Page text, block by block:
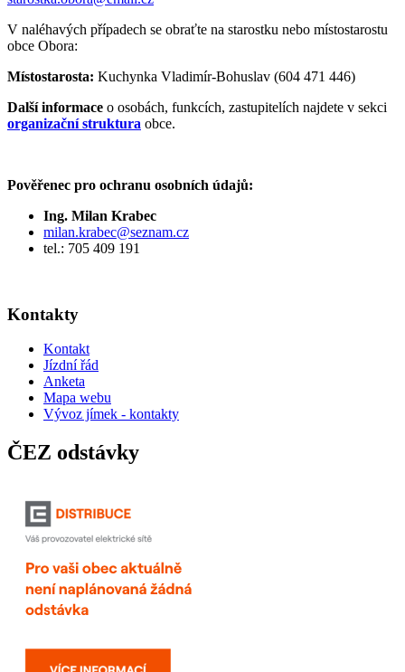
V naléhavých případech se obraťte na starostku nebo místostarostu
obce Obora:
Místostarosta: Kuchynka Vladimír-Bohuslav (604 471 446)
Další informace o osobách, funkcích, zastupitelích najdete v sekci
organizační struktura obce.
Pověřenec pro ochranu osobních údajů:
Ing. Milan Krabec
milan.krabec@seznam.cz
tel.: 705 409 191
Kontakty
Kontakt
Jízdní řád
Anketa
Mapa webu
Vývoz jímek - kontakty
ČEZ odstávky